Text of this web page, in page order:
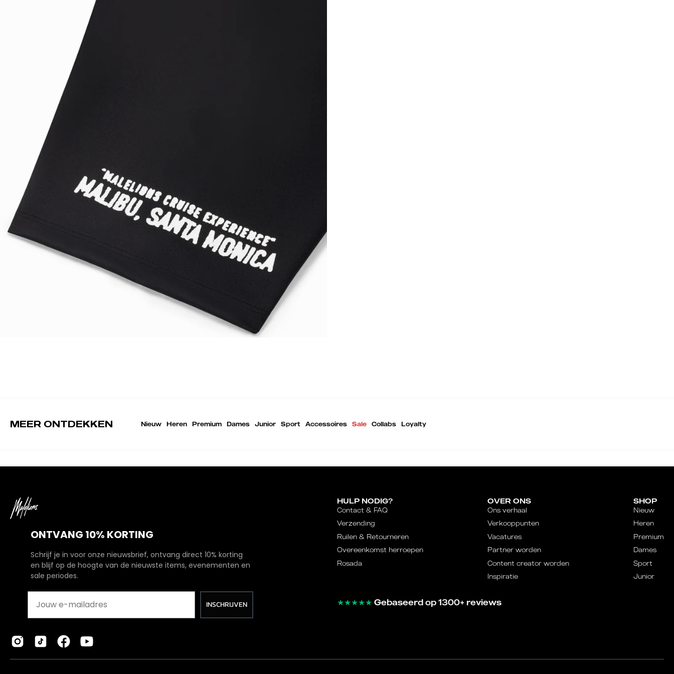
MEER ONTDEKKEN Nieuw Heren Premium Dames Junior Sport Accessoires Sale Collabs Loyalty
ONTVANG 10% KORTING
Schrijf je in voor onze nieuwsbrief, ontvang direct 10% korting
en blijf op de hoogte van de nieuwste items, evenementen en
sale periodes.
INSCHRIJVEN
HULP NODIG?
Contact & FAQ
Verzending
Ruilen & Retourneren
Overeenkomst herroepen
Rosada
OVER ONS
Ons verhaal
Verkooppunten
Vacatures
Partner worden
Content creator worden
Inspiratie
SHOP
Nieuw
Heren
Premium
Dames
Sport
Junior
★★★★★ Gebaseerd op 1300+ reviews